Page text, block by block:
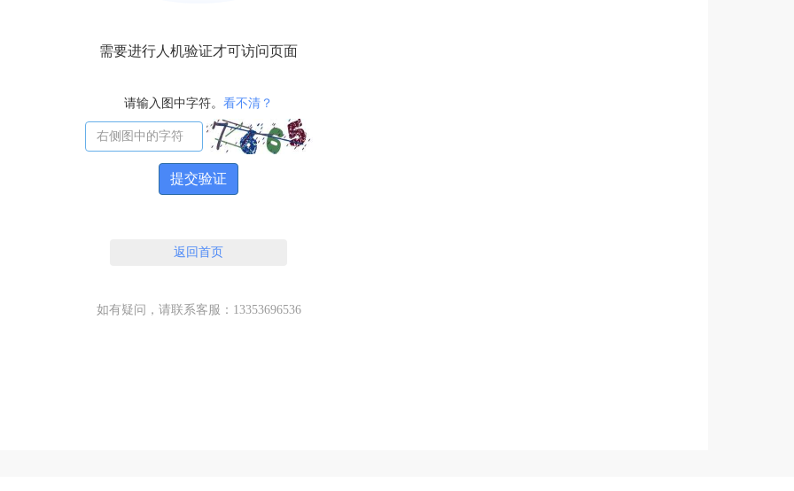
需要进行人机验证才可访问页面
请输入图中字符。 看不清？
提交验证
返回首页
如有疑问，请联系客服：13353696536